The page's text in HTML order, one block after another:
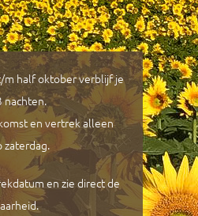
m half oktober verblijf je
nachten.
en vertrek alleen
zaterdag.
en zie direct de